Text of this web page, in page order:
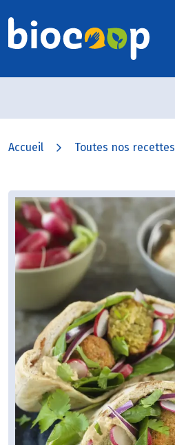
Accueil Toutes nos recettes